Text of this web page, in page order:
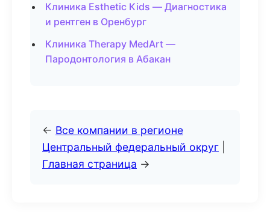
Клиника Esthetic Kids — Диагностика
и рентген в Оренбург
Клиника Therapy MedArt —
Пародонтология в Абакан
← Все компании в регионе
Центральный федеральный округ
Главная страница →